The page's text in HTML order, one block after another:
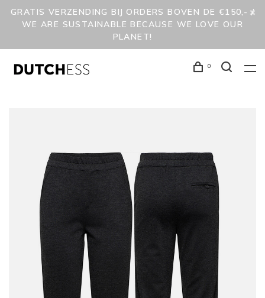
GRATIS VERZENDING BIJ ORDERS BOVEN DE €150,- /
WE ARE SUSTAINABLE BECAUSE WE LOVE OUR
PLANET!
0